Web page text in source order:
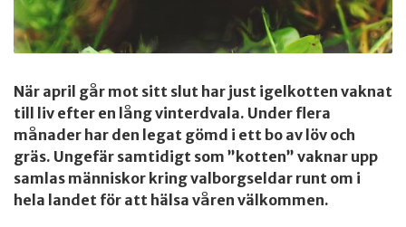
När april går mot sitt slut har just igelkotten vaknat
till liv efter en lång vinterdvala. Under flera
månader har den legat gömd i ett bo av löv och
gräs. Ungefär samtidigt som ”kotten” vaknar upp
samlas människor kring valborgseldar runt om i
hela landet för att hälsa våren välkommen.